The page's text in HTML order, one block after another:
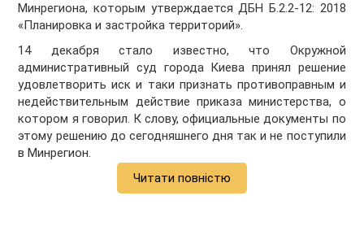
Минрегиона, которым утверждается ДБН Б.2.2-12: 2018
«Планировка и застройка территорий».
14 декабря стало известно, что Окружной
административный суд города Киева принял решение
удовлетворить иск и таки признать противоправным и
недействительным действие приказа министерства, о
котором я говорил. К слову, официальные документы по
этому решению до сегодняшнего дня так и не поступили
в Минрегион.
Читати повністю